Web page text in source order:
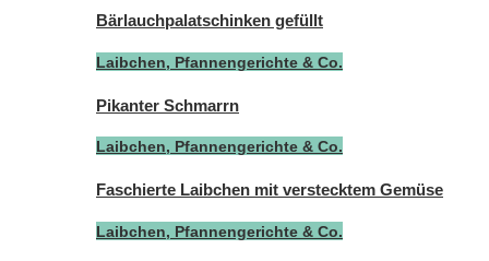
Bärlauchpalatschinken gefüllt
Laibchen, Pfannengerichte & Co.
Pikanter Schmarrn
Laibchen, Pfannengerichte & Co.
Faschierte Laibchen mit verstecktem Gemüse
Laibchen, Pfannengerichte & Co.